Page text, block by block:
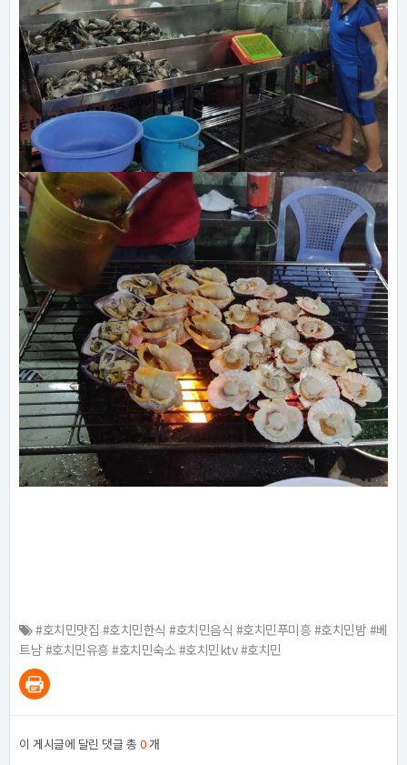
#호치민맛집 #호치민한식 #호치민음식 #호치민푸미흥 #호치민밤 #베
트남 #호치민유흥 #호치민숙소 #호치민ktv #호치민
이 게시글에 달린 댓글 총 0개